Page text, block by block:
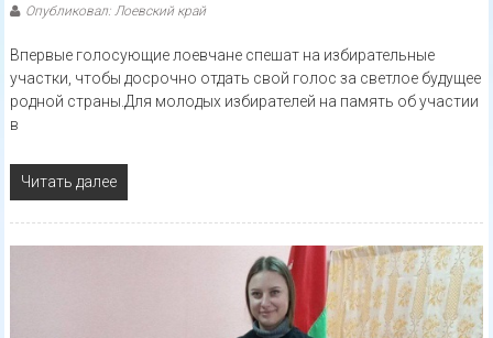
Опубликовал: Лоевский край
Впервые голосующие лоевчане спешат на избирательные
участки, чтобы досрочно отдать свой голос за светлое будущее
родной страны.Для молодых избирателей на память об участии
в
Читать далее